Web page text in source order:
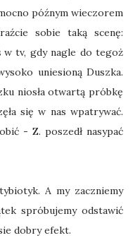
późnym wieczorem
sobie taką scenę:
w tv, gdy nagle do tegoż
uniesioną Duszka.
niosła otwartą próbkę
się w nas wpatrywać.
- Z. poszedł nasypać
A my zaczniemy
spróbujemy odstawić
dobry efekt.